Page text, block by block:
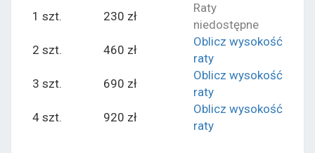
1 szt. 230 zł
Raty
niedostępne
2 szt.
460 zł
Oblicz wysokość
raty
3 szt.
690 zł
Oblicz wysokość
raty
4 szt.
920 zł
Oblicz wysokość
raty